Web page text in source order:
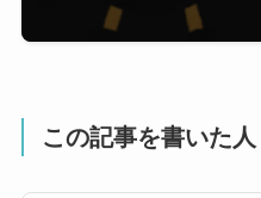
この記事を書いた人